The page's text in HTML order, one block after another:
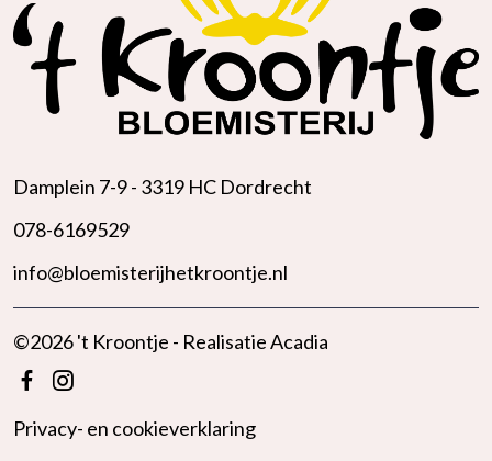
Damplein 7-9 - 3319 HC Dordrecht
078-6169529
info@bloemisterijhetkroontje.nl
©2026 't Kroontje - RealisatieAcadia
Privacy- en cookieverklaring